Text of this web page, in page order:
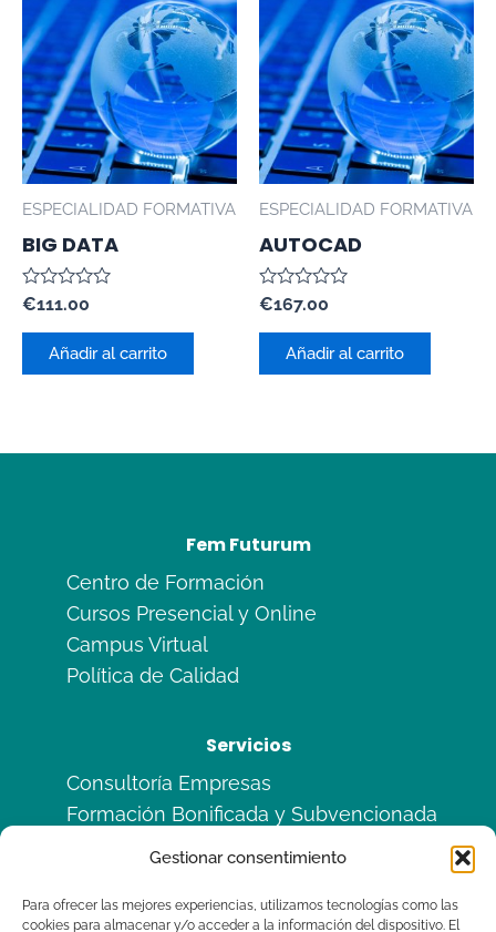
Gestionar consentimiento
Para ofrecer las mejores experiencias, utilizamos tecnologías como las
cookies para almacenar y/o acceder a la información del dispositivo. El
ESPECIALIDAD FORMATIVA
BIG DATA
Valorado
0
€111.00
Añadir al carrito
ESPECIALIDAD FORMATIVA
AUTOCAD
Valorado
0
€167.00
Añadir al carrito
Fem Futurum
Centro de Formación
Cursos Presencial y Online
Campus Virtual
Política de Calidad
Servicios
Consultoría Empresas
Formación Bonificada y Subvencionada